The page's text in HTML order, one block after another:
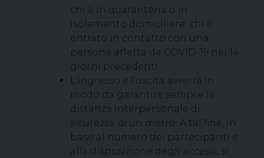
chi è in quarantena o in
isolamento domiciliare; chi è
entrato in contatto con una
persona affetta da COVID-19 nei 14
giorni precedenti.
L’ingresso e l’uscita avverrà in
modo da garantire sempre la
distanza interpersonale di
sicurezza di un metro. A tal fine, in
base al numero dei partecipanti e
alla disposizione degli accessi, si